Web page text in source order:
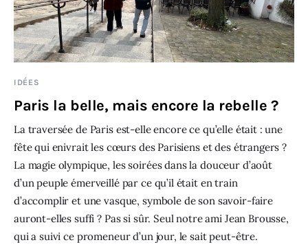
IDÉES
Paris la belle, mais encore la rebelle ?
La traversée de Paris est-elle encore ce qu’elle était : une
fête qui enivrait les cœurs des Parisiens et des étrangers ?
La magie olympique, les soirées dans la douceur d’août
d’un peuple émerveillé par ce qu’il était en train
d’accomplir et une vasque, symbole de son savoir-faire
auront-elles suffi ? Pas si sûr. Seul notre ami Jean Brousse,
qui a suivi ce promeneur d’un jour, le sait peut-être.